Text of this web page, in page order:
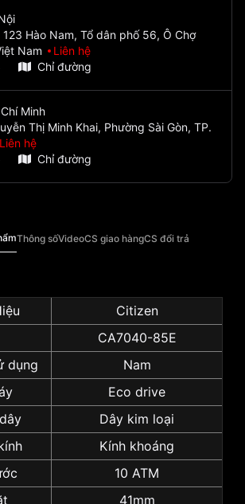
123 Hào Nam, Tổ dân phố 56, Ô Chợ
Nam
Liên hệ
Chỉ đường
Minh
Thị Minh Khai, Phường Sài Gòn, TP.
Liên hệ
Chỉ đường
Thông sốVideoCS giao hàngCS đổi trả
Citizen
CA7040-85E
dụng
Nam
Eco drive
Dây kim loại
Kính khoáng
10 ATM
41mm